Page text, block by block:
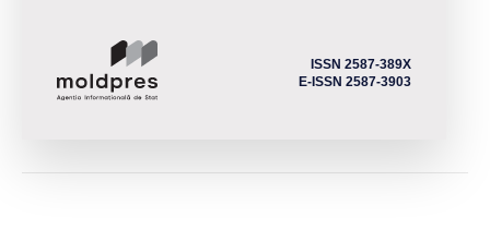
ISSN 2587-389X
E-ISSN 2587-3903